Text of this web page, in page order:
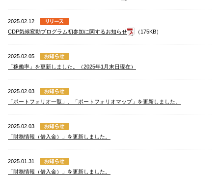
2025.02.12
CDP気候変動プログラム初参加に関するお知らせ
（175KB）
2025.02.05
「稼働率」を更新しました。（2025年1月末日現在）
2025.02.03
「ポートフォリオ一覧」、「ポートフォリオマップ」を更新しました。
2025.02.03
「財務情報（借入金）」を更新しました。
2025.01.31
「財務情報（借入金）」を更新しました。